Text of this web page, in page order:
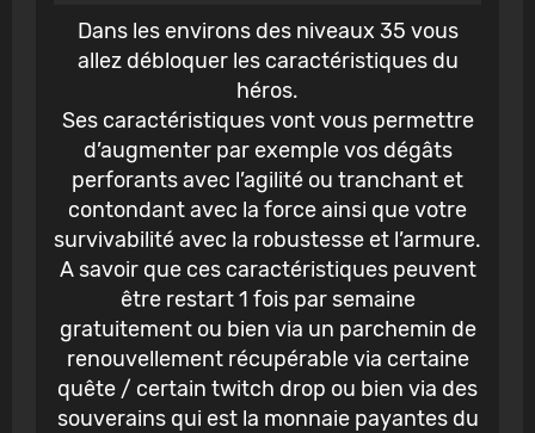
Dans les environs des niveaux 35 vous
allez débloquer les caractéristiques du
héros.
Ses caractéristiques vont vous permettre
d’augmenter par exemple vos dégâts
perforants avec l’agilité ou tranchant et
contondant avec la force ainsi que votre
survivabilité avec la robustesse et l’armure.
A savoir que ces caractéristiques peuvent
être restart 1 fois par semaine
gratuitement ou bien via un parchemin de
renouvellement récupérable via certaine
quête / certain twitch drop ou bien via des
souverains qui est la monnaie payantes du